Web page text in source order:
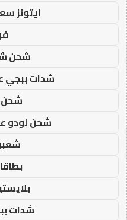
ايتونز
شحن
شدات ببجي
شحن
شحن لودو
شدات